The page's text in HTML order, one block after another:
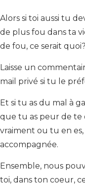
Alors si toi aussi tu
de plus fou dans ta
de fou, ce serait quoi?
Laisse un
mail privé si tu le
Et si tu as du mal à
que tu as peur de te
vraiment ou tu en
accompagnée.
Ensemble, nous
toi, dans ton coeur,